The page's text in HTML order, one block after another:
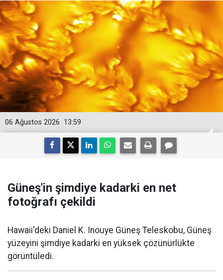
13:59
06 Ağustos 2026
Güneş'in şimdiye kadarki en net
fotoğrafı çekildi
Hawaii'deki Daniel K. Inouye Güneş Teleskobu, Güneş
yüzeyini şimdiye kadarki en yüksek çözünürlükte
görüntüledi.